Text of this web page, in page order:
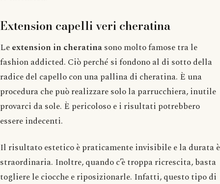
Extension capelli veri cheratina
Leextension in cheratinasono molto famose tra le
fashion addicted. Ciò perché si fondono al di sotto della
radice del capello con una pallina di cheratina. È una
procedura che può realizzare solo la parrucchiera, inutile
provarci da sole. È pericoloso e i risultati potrebbero
essere indecenti.
Il risultato estetico è praticamente invisibile e la durata è
straordinaria. Inoltre, quando c’è troppa ricrescita, basta
togliere le ciocche e riposizionarle. Infatti, questo tipo di